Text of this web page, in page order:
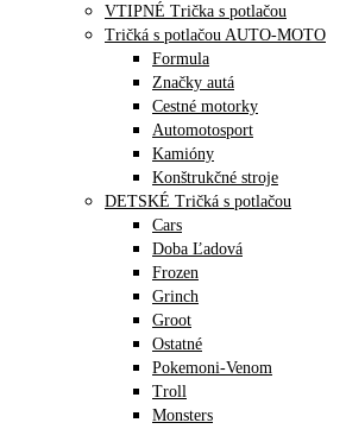
VTIPNÉ Trička s potlačou
Tričká s potlačou AUTO-MOTO
Formula
Značky autá
Cestné motorky
Automotosport
Kamióny
Konštrukčné stroje
DETSKÉ Tričká s potlačou
Cars
Doba Ľadová
Frozen
Grinch
Groot
Ostatné
Pokemoni-Venom
Troll
Monsters